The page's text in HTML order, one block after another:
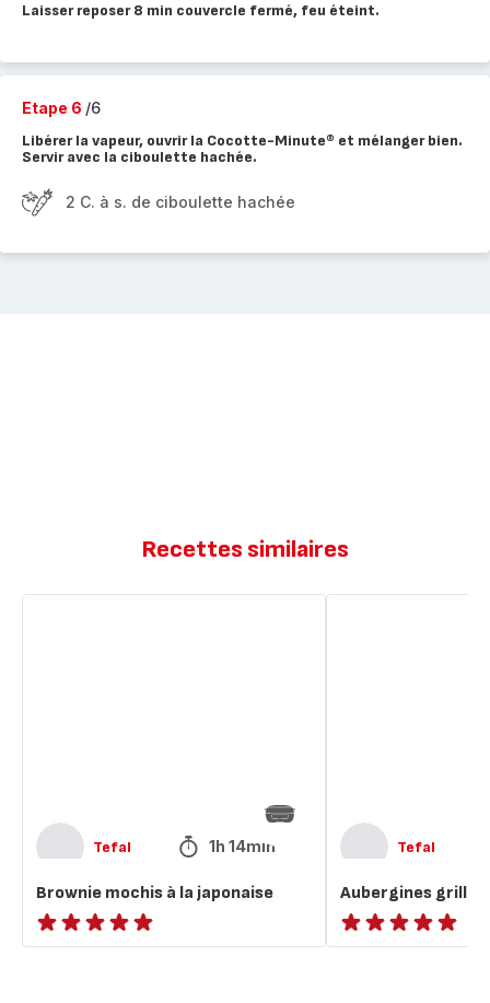
Laisser reposer 8 min couvercle fermé, feu éteint.
Etape 6 /6
Libérer la vapeur, ouvrir la Cocotte-Minute® et mélanger bien.
Servir avec la ciboulette hachée.
2 C. à s. de ciboulette hachée
Recettes similaires
Tefal 1h 14min
Brownie mochis à la japonaise​
ratings.NaN
Tefal
Aubergines
ratings.NaN